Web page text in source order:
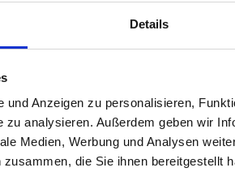
Details
und Anzeigen zu personalisieren,
zu analysieren. Außerdem geben wir
Medien, Werbung und Analysen
die Sie ihnen bereitgestellt